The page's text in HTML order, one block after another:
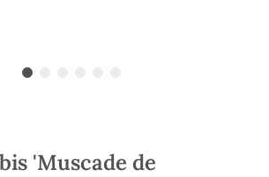
'Muscade de